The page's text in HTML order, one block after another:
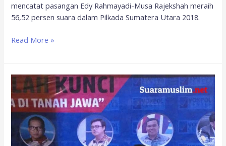
mencatat pasangan Edy Rahmayadi-Musa Rajekshah meraih
56,52 persen suara dalam Pilkada Sumatera Utara 2018.
Read More »
Ini
Alasan
Nasdem
Tidak
Mengusung
Tengku